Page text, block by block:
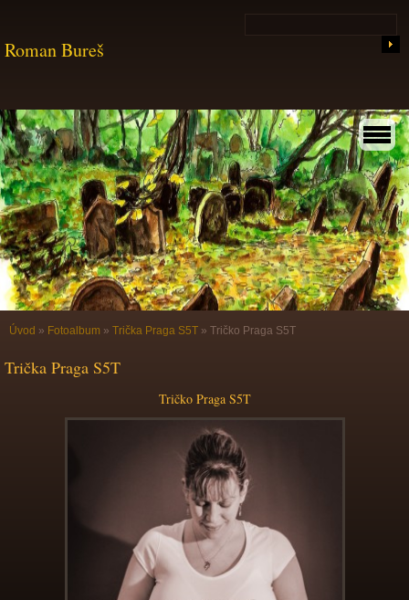
Roman Bureš
Úvod » Fotoalbum » Trička Praga S5T » Tričko Praga S5T
Trička Praga S5T
Tričko Praga S5T